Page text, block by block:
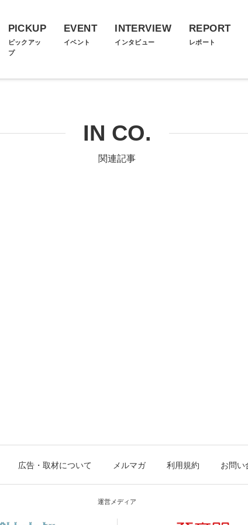
PICKUP
ピックアッ
プ
EVENT
イベント
INTERVIEW
インタビュー
REPORT
レポート
IN CO.
関連記事
広告・取材について メルマガ 利用規約 お問い
運営メディア